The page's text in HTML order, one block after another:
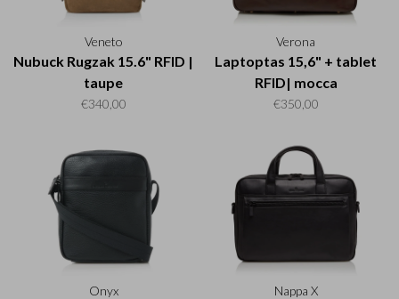
Veneto
Nubuck Rugzak 15.6" RFID |
taupe
€340,00
Verona
Laptoptas 15,6" + tablet
RFID| mocca
€350,00
Onyx Nappa X